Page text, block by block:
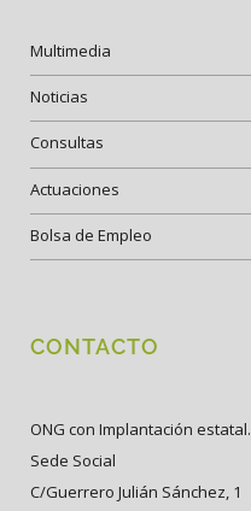
Multimedia
Noticias
Consultas
Actuaciones
Bolsa de Empleo
CONTACTO
ONG con Implantación estatal.
Sede Social
C/Guerrero Julián Sánchez, 1